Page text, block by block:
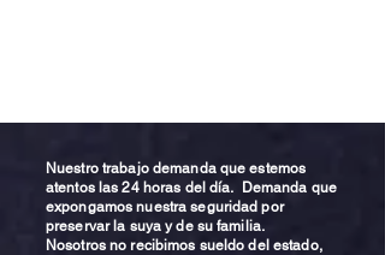
Nuestro trabajo demanda que estemos
atentos las 24 horas del día. Demanda que
expongamos nuestra seguridad por
preservar la suya y de su familia.
Nosotros no recibimos sueldo del estado,